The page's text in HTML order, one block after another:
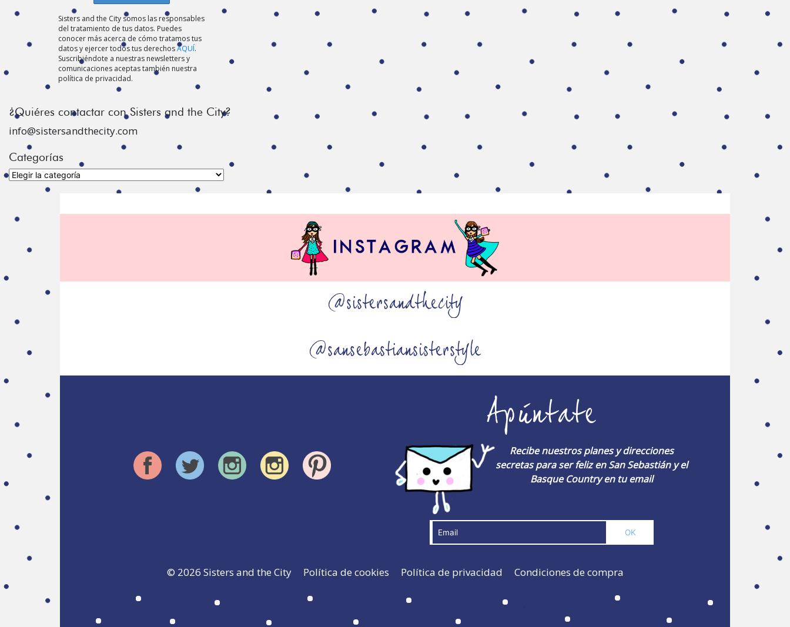
Sisters and the City somos las responsables
del tratamiento de tus datos. Puedes
conocer más acerca de cómo tratamos tus
datos y ejercer todos tus derechosAQUÍ.
Suscribiéndote a nuestras newsletters y
comunicaciones aceptas también nuestra
política de privacidad.
¿Quiéres contactar con Sisters and the City?
info@sistersandthecity.com
Categorías
Categorías
@sistersandthecity
@sansebastiansisterstyle
Apúntate
Recibe nuestros planes y direcciones
secretas para ser feliz en San Sebastián y el
Basque Country en tu email
© 2026 Sisters and the City Política de cookies Política de privacidad Condiciones de compra